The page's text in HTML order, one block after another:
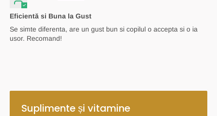
Eficientă si Buna la Gust
Se simte diferenta, are un gust bun si copilul o accepta si o ia
usor. Recomand!
Suplimente și vitamine